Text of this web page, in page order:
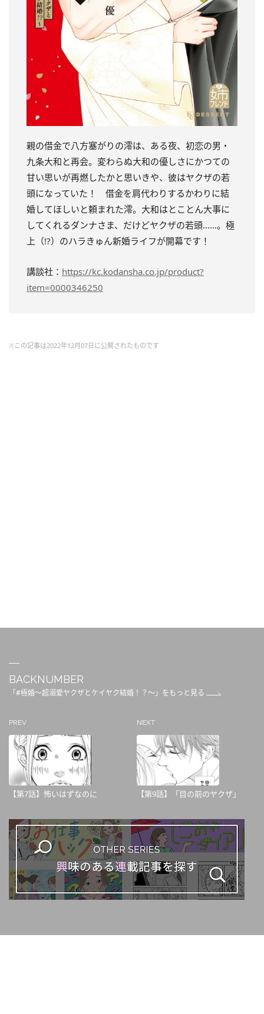
親の借金で八方塞がりの澪は、ある夜、初恋の男・
九条大和と再会。変わらぬ大和の優しさにかつての
甘い思いが再燃したかと思いきや、彼はヤクザの若
頭になっていた！ 借金を肩代わりするかわりに結
婚してほしいと頼まれた澪。大和はとことん大事に
してくれるダンナさま、だけどヤクザの若頭……。極
上（!?）のハラきゅん新婚ライフが開幕です！
講談社： https://kc.kodansha.co.jp/product?
item=0000346250
※この記事は2022年12月07日に公開されたものです
BACKNUMBER
「#極婚～超溺愛ヤクザとケイヤク結婚！？～」をもっと見る
PREV
【第7話】怖いはずなのに
NEXT
【第9話】「目の前のヤクザ」